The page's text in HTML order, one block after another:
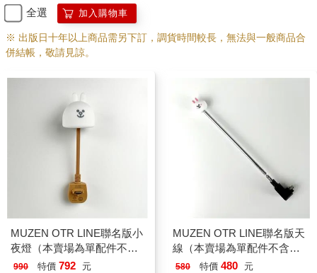
全選 加入購物車
※ 出版日十年以上商品需另下訂，調貨時間較長，無法與一般商品合
併結帳，敬請見諒。
MUZEN OTR LINE聯名版小
夜燈（本賣場為單配件不含
音響）
990 特價 792 元
MUZEN OTR LINE聯名版天
線（本賣場為單配件不含音
響）
580 特價 480 元